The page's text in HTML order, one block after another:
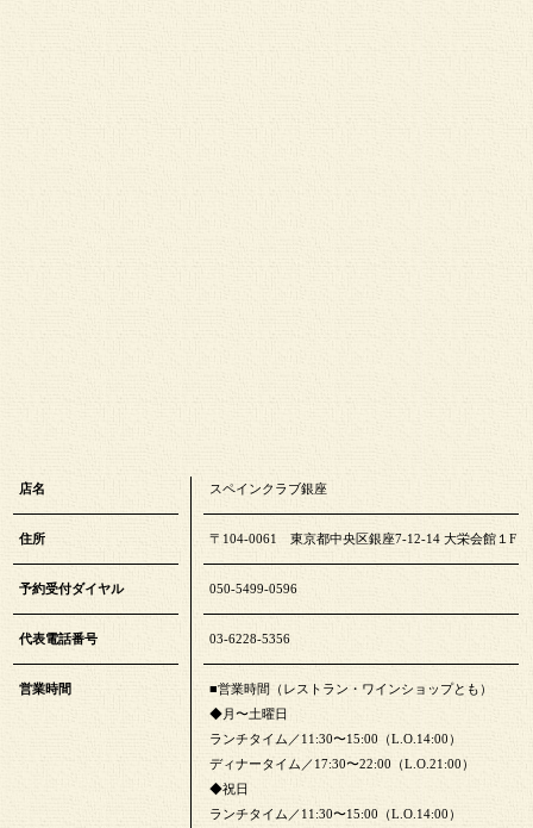
店名 スペインクラブ銀座
住所 〒104-0061 東京都中央区銀座7-12-14 大栄会館１F
予約受付ダイヤル 050-5499-0596
代表電話番号 03-6228-5356
営業時間
■営業時間（レストラン・ワインショップとも）
◆月〜土曜日
ランチタイム／11:30〜15:00（L.O.14:00）
ディナータイム／17:30〜22:00（L.O.21:00）
◆祝日
ランチタイム／11:30〜15:00（L.O.14:00）